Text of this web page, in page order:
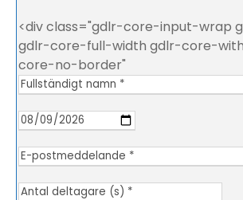
<div class="gdlr-core-input-wrap
gdlr-core-full-width gdlr-core-
core-no-border"